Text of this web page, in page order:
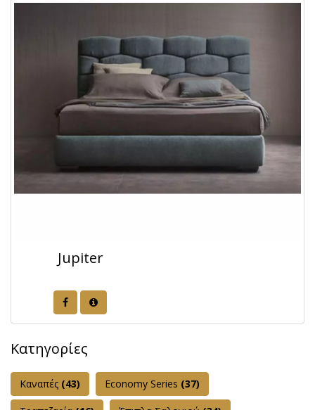
Jupiter
Κατηγορίες
Καναπές (43) Εconomy Series (37)